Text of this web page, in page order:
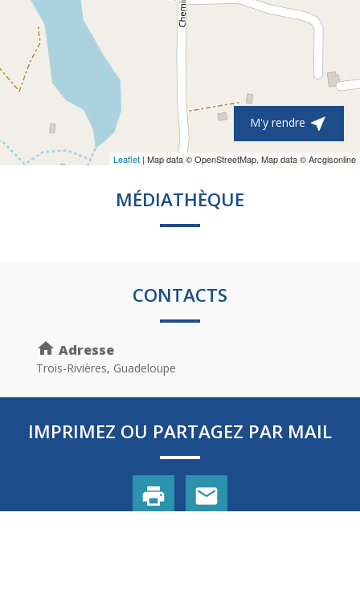
Leaflet | Map data © OpenStreetMap, Map data © Arcgisonline
M'y rendre 
MÉDIATHÈQUE
CONTACTS
home Adresse
Trois-Rivières, Guadeloupe
IMPRIMEZ OU PARTAGEZ PAR MAIL
print mail